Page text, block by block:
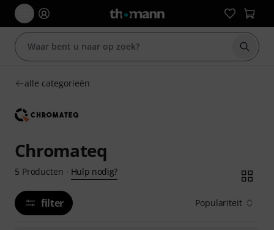
Zoek
alle categorieën
Chromateq
5 Producten · Hulp nodig?
filter Populariteit